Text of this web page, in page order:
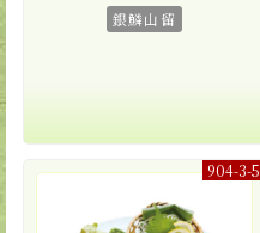
銀鱗山留
904-3-5